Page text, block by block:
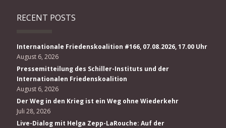
RECENT POSTS
Internationale Friedenskoalition #166, 07.08.2026, 17.00 Uhr
August 6, 2026
Pressemitteilung des Schiller-Instituts und der
Internationalen Friedenskoalition
August 6, 2026
Der Weg in den Krieg ist ein Weg ohne Wiederkehr
Juli 28, 2026
Live-Dialog mit Helga Zepp-LaRouche: Auf der